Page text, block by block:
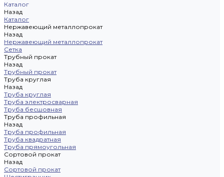
Каталог
Назад
Каталог
Нержавеющий металлопрокат
Назад
Нержавеющий металлопрокат
Сетка
Трубный прокат
Назад
Трубный прокат
Труба круглая
Назад
Труба круглая
Труба электросварная
Труба бесшовная
Труба профильная
Назад
Труба профильная
Труба квадратная
Труба прямоугольная
Сортовой прокат
Назад
Сортовой прокат